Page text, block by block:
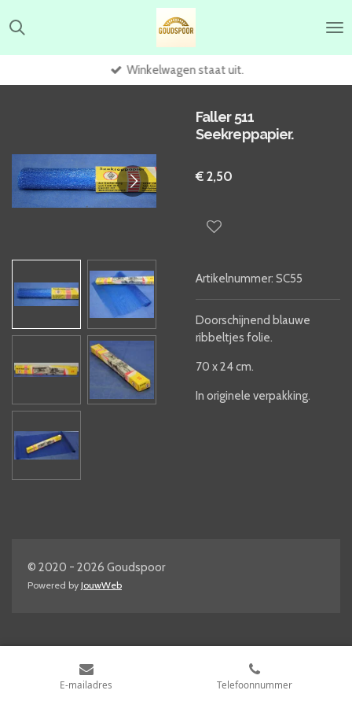
direct
hoofdinhoud
Winkelwagen staat uit.
Faller 511
Seekreppapier.
€ 2,50
Artikelnummer: SC55
Doorschijnend blauwe
ribbeltjes folie.
70 x 24 cm.
In originele verpakking.
© 2020 - 2026 Goudspoor
Powered by JouwWeb
E-mailadres Telefoonnummer